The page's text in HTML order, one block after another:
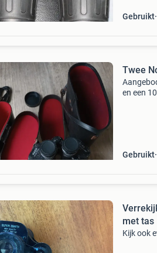
Gebruikt
Twee
en een
Gebruikt
met tas
Kijk ook